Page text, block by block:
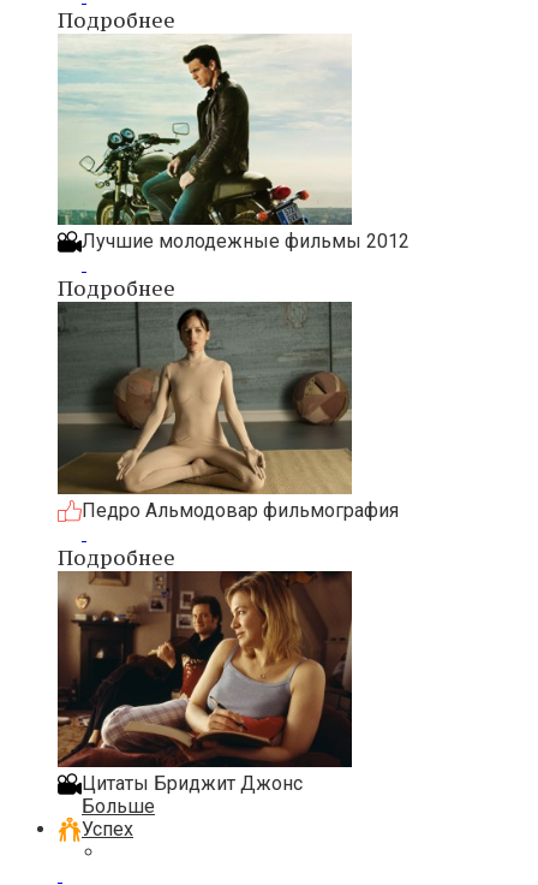
Подробнее
Лучшие молодежные фильмы 2012
Подробнее
Педро Альмодовар фильмография
Подробнее
Цитаты Бриджит Джонс
Больше
Успех